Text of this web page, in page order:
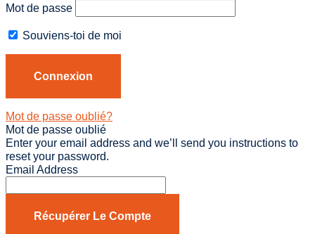
Mot de passe
Souviens-toi de moi
Mot de passe oublié?
Mot de passe oublié
Enter your email address and we’ll send you instructions to
reset your password.
Email Address
Récupérer Le Compte